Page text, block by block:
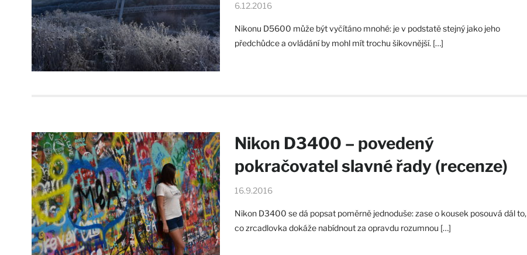
6.12.2016
Nikonu D5600 může být vyčítáno mnohé: je v podstatě stejný jako jeho
předchůdce a ovládání by mohl mít trochu šikovnější. […]
Nikon D3400 – povedený
pokračovatel slavné řady (recenze)
16.9.2016
Nikon D3400 se dá popsat poměrně jednoduše: zase o kousek posouvá dál to,
co zrcadlovka dokáže nabídnout za opravdu rozumnou […]